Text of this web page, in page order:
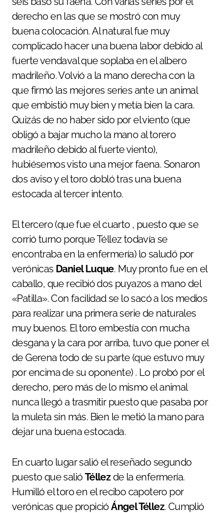
derecho en las que se mostró con muy
buena colocación. Al natural fue muy
complicado hacer una buena labor debido al
fuerte vendaval que soplaba en el albero
madrileño. Volvió a la mano derecha con la
que firmó las mejores series ante un animal
que embistió muy bien y metía bien la cara.
Quizás de no haber sido por el viento (que
obligó a bajar mucho la mano al torero
madrileño debido al fuerte viento),
hubiésemos visto una mejor faena. Sonaron
dos aviso y el toro dobló tras una buena
estocada al tercer intento.
El tercero (que fue el cuarto , puesto que se
corrió turno porque Téllez todavía se
encontraba en la enfermería) lo saludó por
verónicas Daniel Luque. Muy pronto fue en el
caballo, que recibió dos puyazos a mano del
«Patilla». Con facilidad se lo sacó a los medios
para realizar una primera serie de naturales
muy buenos. El toro embestía con mucha
desgana y la cara por arriba, tuvo que poner el
de Gerena todo de su parte (que estuvo muy
por encima de su oponente) . Lo probó por el
derecho, pero más de lo mismo el animal
nunca llegó a trasmitir puesto que pasaba por
la muleta sin más. Bien le metió la mano para
dejar una buena estocada.
En cuarto lugar salió el reseñado segundo
puesto que salióTéllezde la enfermería.
Humilló el toro en el recibo capotero por
verónicas que propicióÁngel Téllez. Cumplió